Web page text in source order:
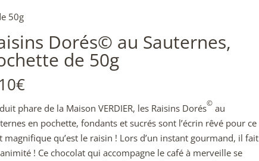
50g
Dorés© au Sauternes,
de 50g
€
phare de la Maison VERDIER, les Raisins Dorés© au
en pochette, fondants et sucrés sont l’écrin rêvé pour ce
magnifique qu’est le raisin ! Lors d’un instant gourmand, il fait
! Ce chocolat qui accompagne le café à merveille se